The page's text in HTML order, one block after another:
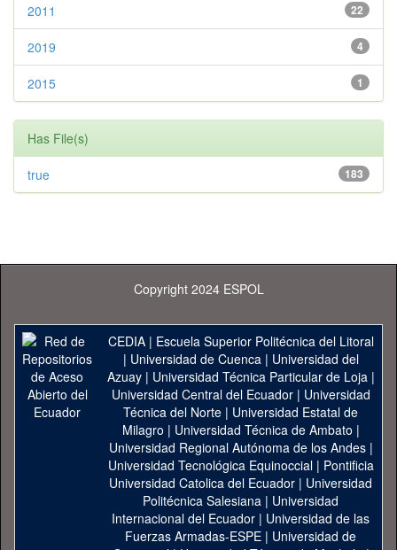
22
2011
4
2019
1
2015
Has File(s)
183
true
Copyright 2024 ESPOL
CEDIA| Escuela Superior Politécnica del Litoral
| Universidad de Cuenca| Universidad del
Azuay| Universidad Técnica Particular de Loja|
Universidad Central del Ecuador| Universidad
Técnica del Norte | Universidad Estatal de
Milagro | Universidad Técnica de Ambato |
Universidad Regional Autónoma de los Andes|
Universidad Tecnológica Equinoccial| Pontificia
Universidad Catolica del Ecuador | Universidad
Politécnica Salesiana | Universidad
Internacional del Ecuador | Universidad de las
Fuerzas Armadas-ESPE | Universidad de